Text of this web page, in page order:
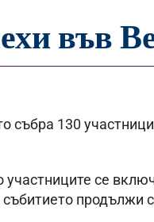
във
130
се
продължи